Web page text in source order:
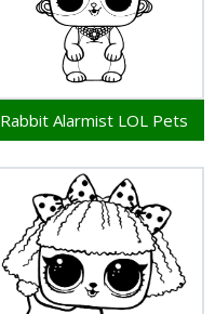
Rabbit Alarmist LOL Pets